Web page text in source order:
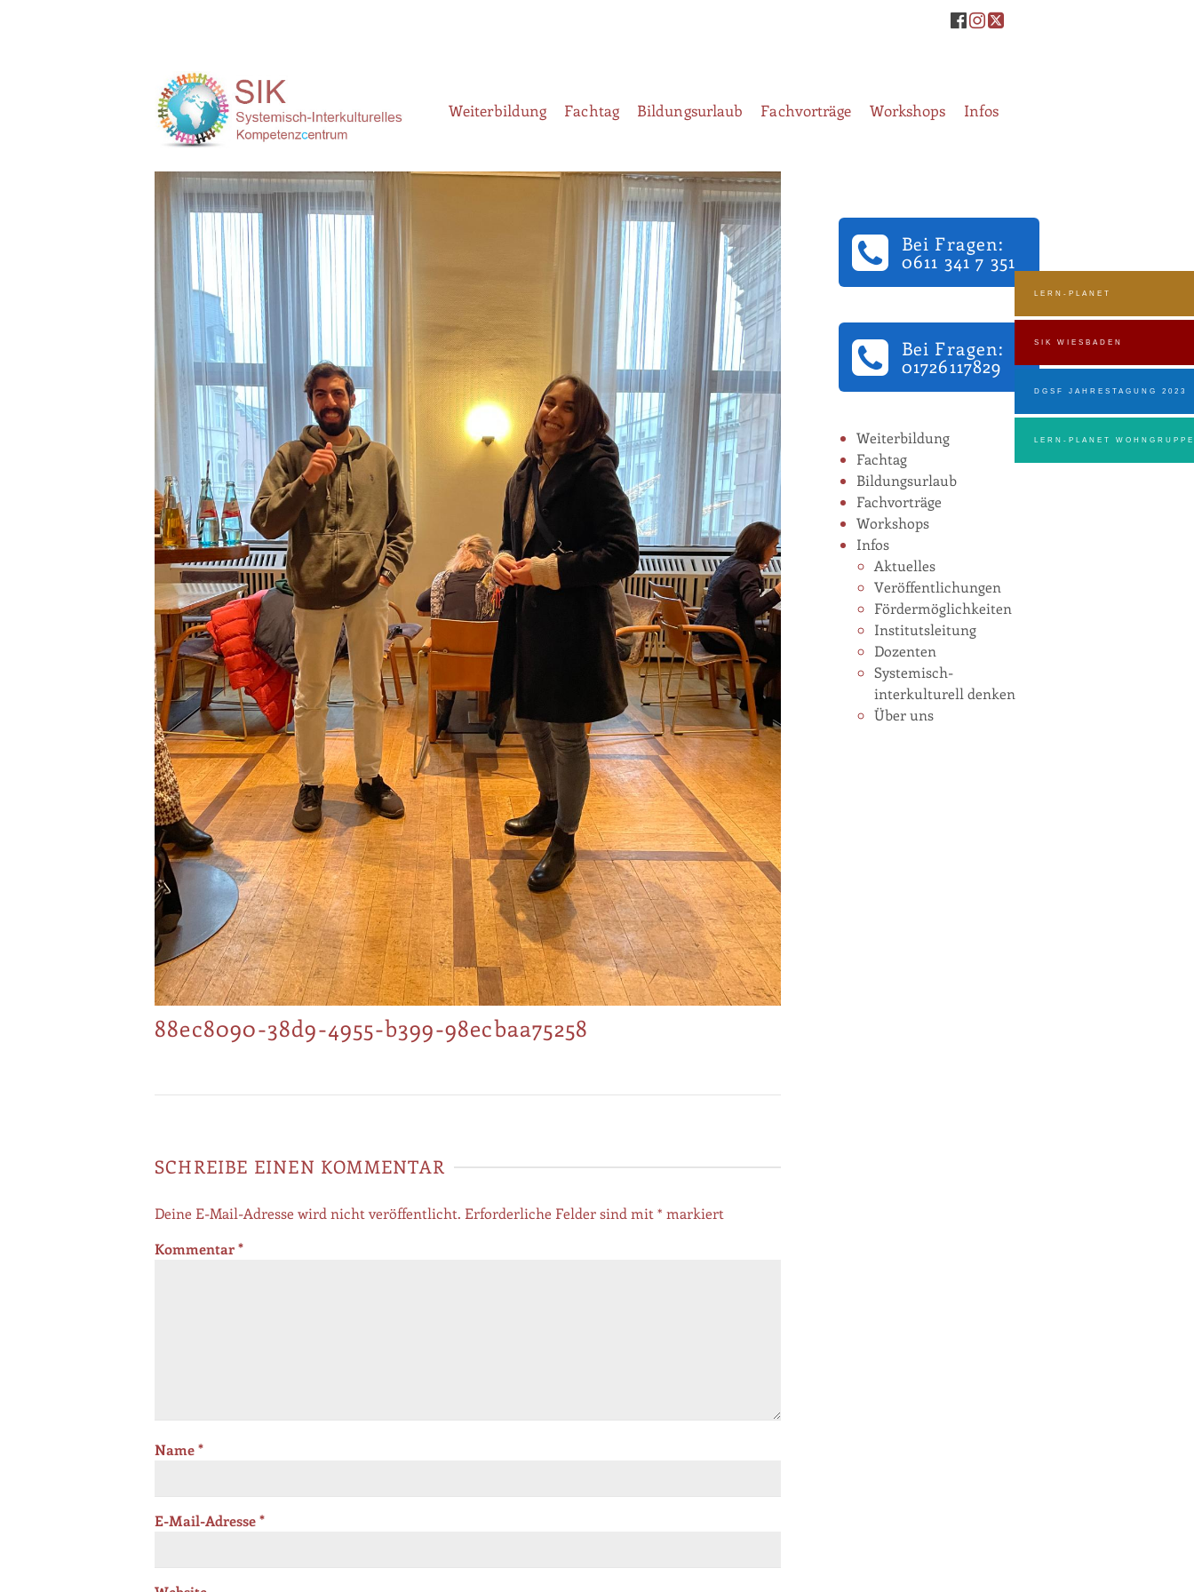
Weiterbildung Fachtag Bildungsurlaub Fachvorträge Workshops Infos
88ec8090-38d9-4955-b399-98ecbaa75258
SCHREIBE EINEN KOMMENTAR
Deine E-Mail-Adresse wird nicht veröffentlicht. Erforderliche Felder sind mit* markiert
Kommentar*
Name*
E-Mail-Adresse*
Bei Fragen:
0611 341 7 351
Bei Fragen:
01726117829
Weiterbildung
Fachtag
Bildungsurlaub
Fachvorträge
Workshops
Infos
Aktuelles
Veröffentlichungen
Fördermöglichkeiten
Institutsleitung
Dozenten
Systemisch-
interkulturell denken
Über uns
LERN-PLANET
SIK WIESBADEN
DGSF JAHRESTAGUNG 2023
LERN-PLANET